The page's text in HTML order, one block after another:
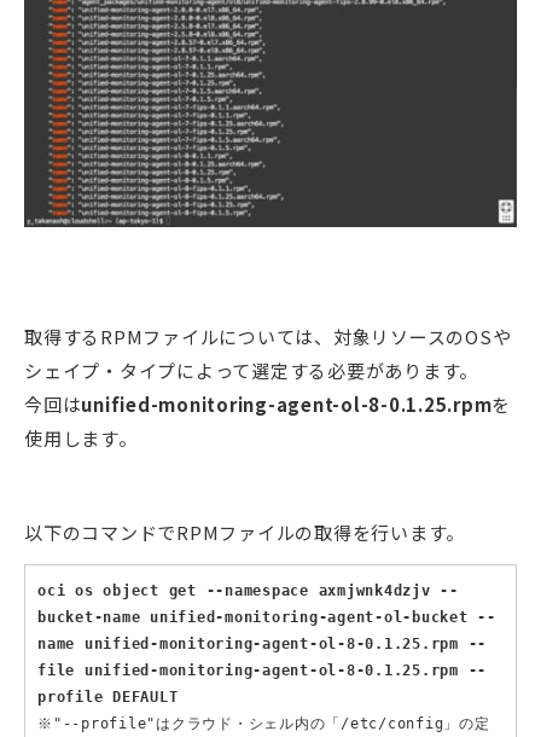
取得するRPMファイルについては、対象リソースのOSや
シェイプ・タイプによって選定する必要があります。
今回はunified-monitoring-agent-ol-8-0.1.25.rpmを
使用します。
以下のコマンドでRPMファイルの取得を行います。
oci os object get --namespace axmjwnk4dzjv --
bucket-name unified-monitoring-agent-ol-bucket --
name unified-monitoring-agent-ol-8-0.1.25.rpm --
file unified-monitoring-agent-ol-8-0.1.25.rpm --
profile DEFAULT
※"--profile"はクラウド・シェル内の「/etc/config」の定